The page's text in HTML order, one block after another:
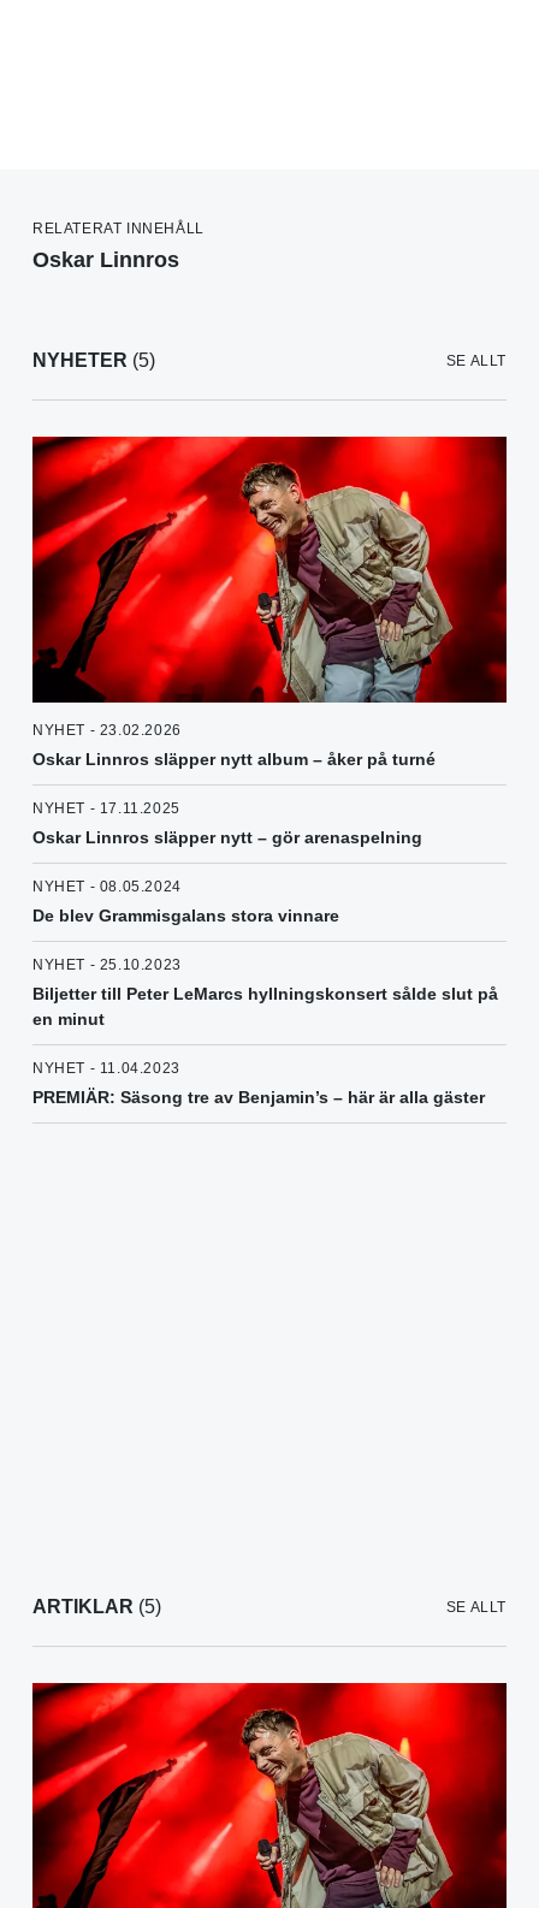
RELATERAT INNEHÅLL
Oskar Linnros
NYHETER (5) SE ALLT
NYHET - 23.02.2026
Oskar Linnros släpper nytt album – åker på turné
NYHET - 17.11.2025
Oskar Linnros släpper nytt – gör arenaspelning
NYHET - 08.05.2024
De blev Grammisgalans stora vinnare
NYHET - 25.10.2023
Biljetter till Peter LeMarcs hyllningskonsert sålde slut på
en minut
NYHET - 11.04.2023
PREMIÄR: Säsong tre av Benjamin’s – här är alla gäster
ARTIKLAR (5) SE ALLT